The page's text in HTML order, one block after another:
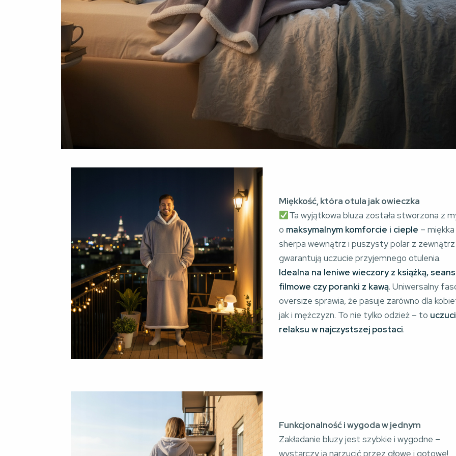
Miękkość, która otula jak owieczka
Ta wyjątkowa bluza została stworzona z
o maksymalnym komforcie i cieple – miękka
sherpa wewnątrz i puszysty polar z zewnątrz
gwarantują uczucie przyjemnego otulenia.
Idealna na leniwe wieczory z książką,
filmowe czy poranki z kawą. Uniwersalny
oversize sprawia, że pasuje zarówno dla
jak i mężczyzn. To nie tylko odzież – to
relaksu w najczystszej postaci.
Funkcjonalność i wygoda w jednym
Zakładanie bluzy jest szybkie i wygodne –
wystarczy ją narzucić przez głowę i gotowe!